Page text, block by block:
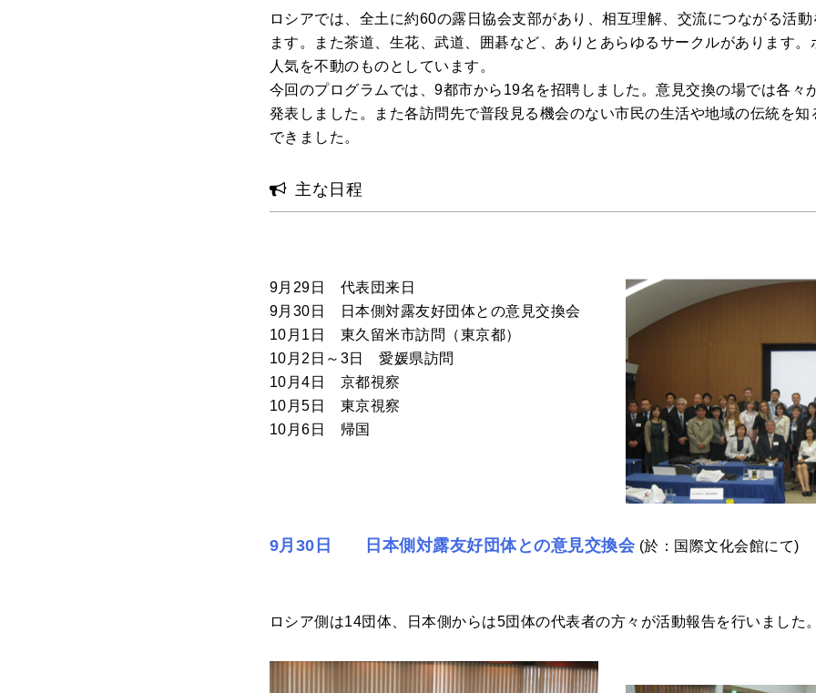
ロシアでは、全土に約60の露日協会支部があり、相互理解、交流につながる活
ます。また茶道、生花、武道、囲碁など、ありとあらゆるサークルがあります
人気を不動のものとしています。
今回のプログラムでは、9都市から19名を招聘しました。意見交換の場では各々
発表しました。また各訪問先で普段見る機会のない市民の生活や地域の伝統を知
できました。
主な日程
9月29日 代表団来日
9月30日 日本側対露友好団体との意見交換会
10月1日 東久留米市訪問（東京都）
10月2日～3日 愛媛県訪問
10月4日 京都視察
10月5日 東京視察
10月6日 帰国
9月30日 日本側対露友好団体との意見交換会(於：国際文化会館にて)
ロシア側は14団体、日本側からは5団体の代表者の方々が活動報告を行いました